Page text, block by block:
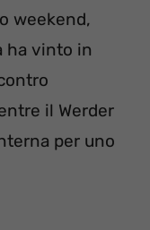
weekend,
ha vinto in
il Werder
per uno